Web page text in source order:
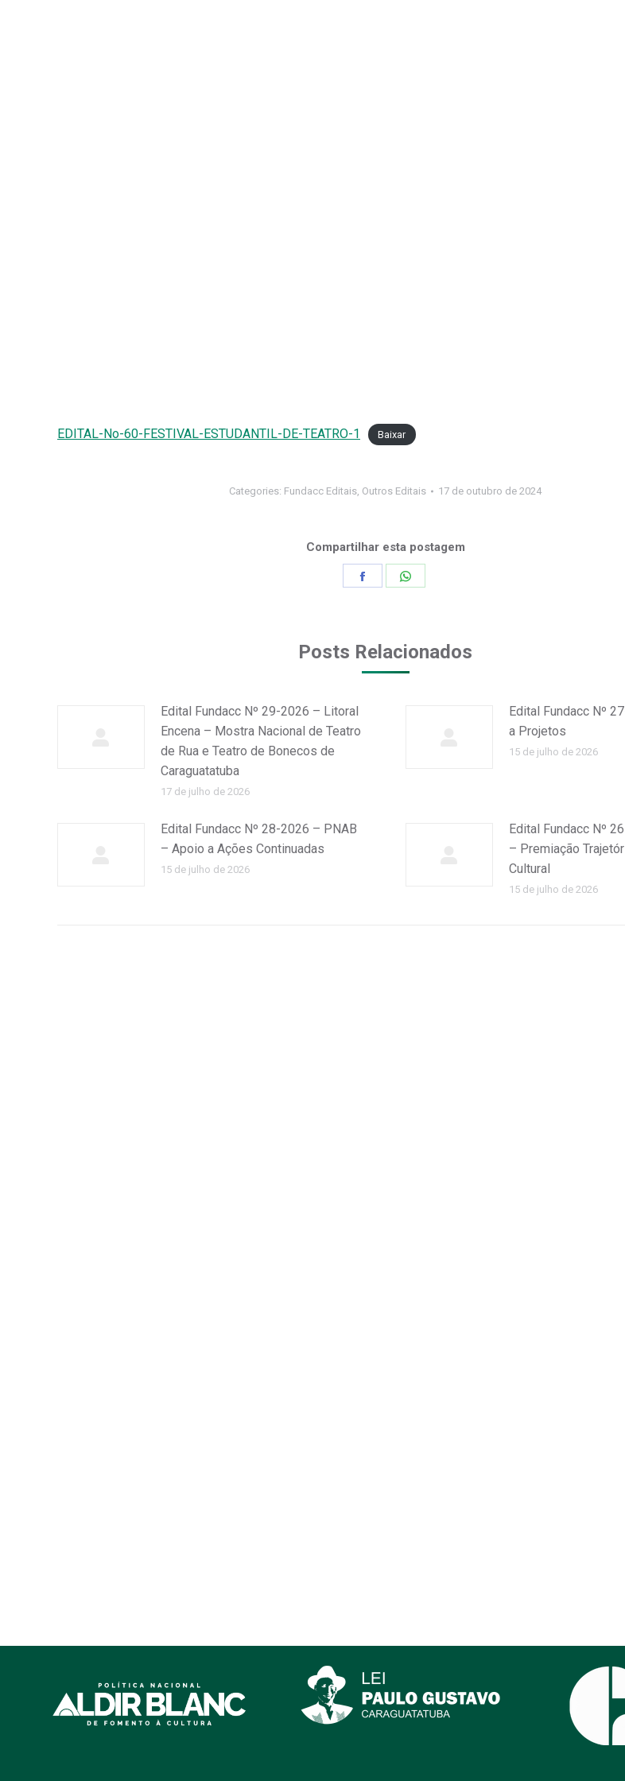
EDITAL-No-60-FESTIVAL-ESTUDANTIL-DE-TEATRO-1 Baixar
Categories: Fundacc Editais, Outros Editais 17 de outubro de 2024
Compartilhar esta postagem
Share
Posts Relacionados
Edital Fundacc Nº 29-2026 – Litoral
Encena – Mostra Nacional de Teatro
de Rua e Teatro de Bonecos de
Caraguatatuba
17 de julho de 2026
Edital Fundacc Nº
a Projetos
15 de julho de 2026
Edital Fundacc Nº 28-2026 – PNAB
– Apoio a Ações Continuadas
15 de julho de 2026
Edital Fundacc Nº
– Premiação
Cultural
15 de julho de 2026